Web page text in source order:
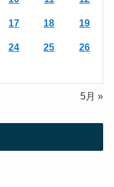
17 18 19
24 25 26
5月 »